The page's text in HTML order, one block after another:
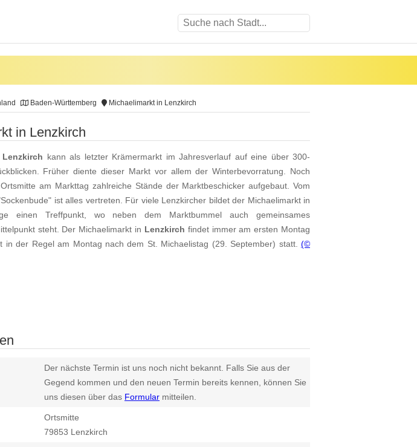
Baden-Württemberg Michaelimarkt in Lenzkirch
in Lenzkirch
Lenzkirch kann als letzter Krämermarkt im Jahresverlauf auf eine über 300-
Früher diente dieser Markt vor allem der Winterbevorratung. Noch
am Markttag zahlreiche Stände der Marktbeschicker aufgebaut. Vom
ist alles vertreten. Für viele Lenzkircher bildet der Michaelimarkt in
einen Treffpunkt, wo neben dem Marktbummel auch gemeinsames
steht. Der Michaelimarkt in Lenzkirch findet immer am ersten Montag
in der Regel am Montag nach dem St. Michaelistag (29. September) statt. (©
Der nächste Termin ist uns noch nicht bekannt. Falls Sie aus der
Gegend kommen und den neuen Termin bereits kennen, können Sie
uns diesen über das Formular mitteilen.
Ortsmitte
79853 Lenzkirch